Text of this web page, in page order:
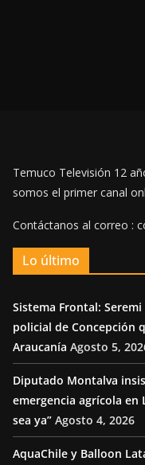
Temuco Televisión 12
somos el primer canal
Contáctanos al correo :
Lo último
Sistema Frontal:
policial de Concepción
Araucanía Agosto 5,
Diputado Montalva
emergencia agrícola en
sea ya” Agosto 4, 2026
AquaChile y Balloon